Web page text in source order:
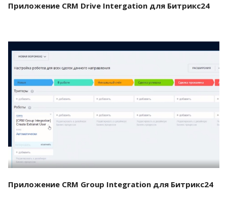
Приложение CRM Drive Intergation для Битрикс24
Смотреть проект
Приложение CRM Group Integration для Битрикс24